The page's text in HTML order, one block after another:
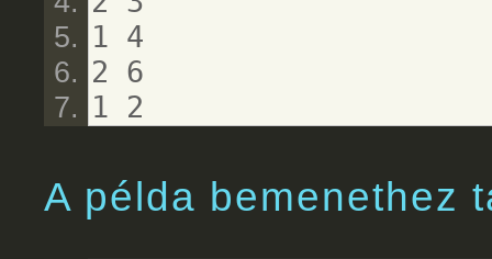
1 4
2 6
1 2
A példa bemenethez